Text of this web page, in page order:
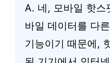
A. 네, 모바일 핫스
바일 데이터를 다
기능이기 때문에,